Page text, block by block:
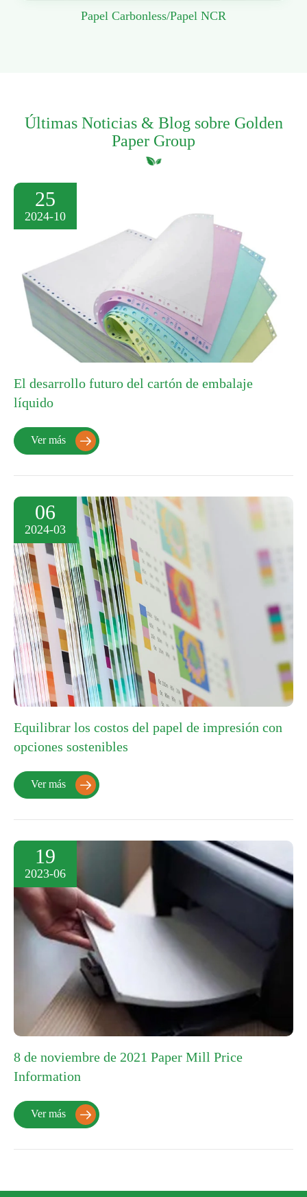
Papel Carbonless/Papel NCR
Últimas Noticias & Blog sobre Golden
Paper Group
25
2024-10
El desarrollo futuro del cartón de embalaje
líquido
Ver más 
06
2024-03
Equilibrar los costos del papel de impresión con
opciones sostenibles
Ver más 
19
2023-06
8 de noviembre de 2021 Paper Mill Price
Information
Ver más 